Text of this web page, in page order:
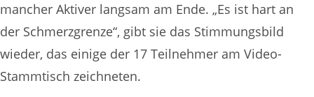
mancher Aktiver langsam am Ende. „Es ist hart an
der Schmerzgrenze“, gibt sie das Stimmungsbild
wieder, das einige der 17 Teilnehmer am Video-
Stammtisch zeichneten.